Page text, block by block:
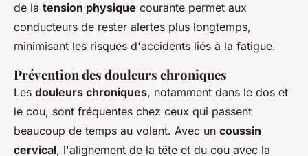
de la tension physique courante permet aux
conducteurs de rester alertes plus longtemps,
minimisant les risques d'accidents liés à la fatigue.
Prévention des douleurs chroniques
Les douleurs chroniques, notamment dans le dos et
le cou, sont fréquentes chez ceux qui passent
beaucoup de temps au volant. Avec un coussin
cervical, l'alignement de la tête et du cou avec la